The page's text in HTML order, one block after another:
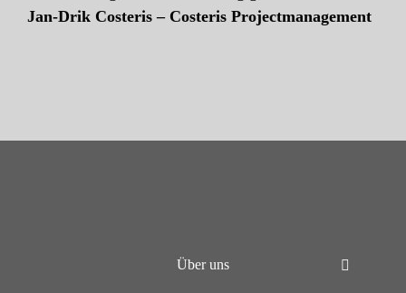
Jan-Drik Costeris – Costeris Projectmanagement
Über uns